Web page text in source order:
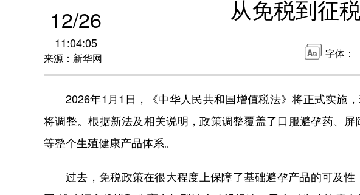
12/26
11:04:05
来源：新华网
从免税到征
字体：
2026年1月1日，《中华人民共和国增值税法》将正式实施
将调整。根据新法及相关说明，政策调整覆盖了口服避孕药、
等整个生殖健康产品体系。
过去，免税政策在很大程度上保障了基础避孕产品的可及性